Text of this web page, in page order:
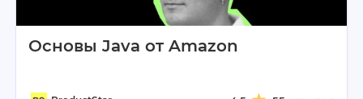
Основы Java от Amazon